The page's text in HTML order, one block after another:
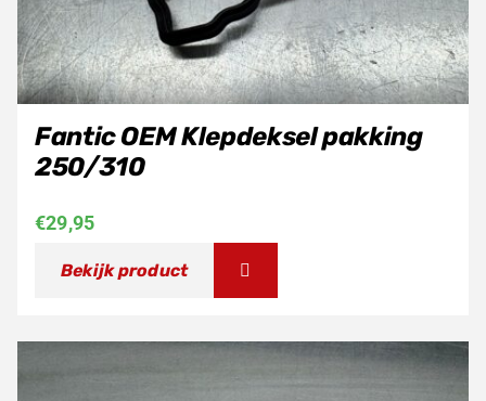
Fantic OEM Klepdeksel pakking
250/310
€29,95
Bekijk product